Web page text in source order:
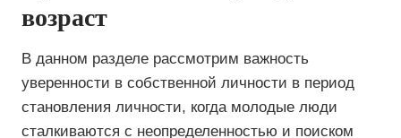
возраст
В данном разделе рассмотрим важность
уверенности в собственной личности в период
становления личности, когда молодые люди
сталкиваются с неопределенностью и поиском